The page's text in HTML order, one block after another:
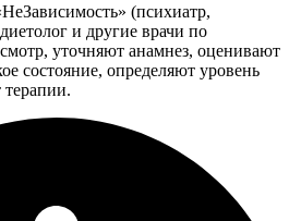
(психиатр,
и другие врачи по
уточняют анамнез, оценивают
состояние, определяют уровень